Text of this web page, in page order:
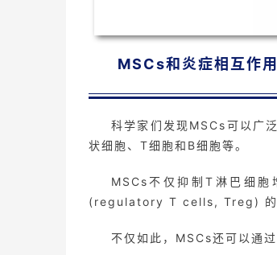
MSCs和炎症相互作
科学家们发现MSCs可以广
状细胞、T细胞和B细胞等。
MSCs不仅抑制T淋巴细
(regulatory T cells, Treg) 的
不仅如此，MSCs还可以通